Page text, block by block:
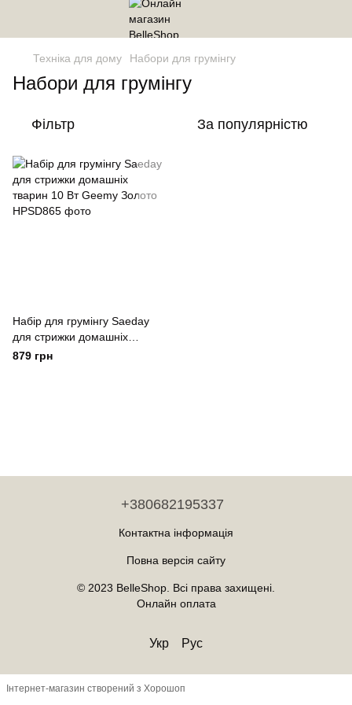
Техніка для дому Набори для грумінгу
Набори для грумінгу
Фільтр За популярністю
Набір для грумінгу Saeday
для стрижки домашніх
тварин 10 Вт Geemy Золото
879 грн
+380682195337
Контактна інформація
Повна версія сайту
© 2023 BelleShop. Всі права захищені.
Онлайн оплата
Укр Рус
Інтернет-магазин створений з Хорошоп